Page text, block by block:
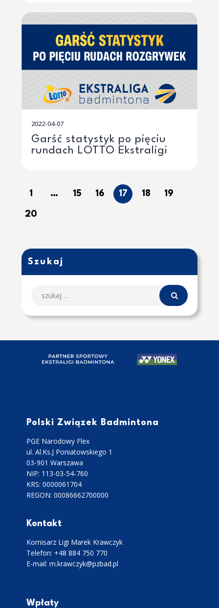
2022-04-07
Garść statystyk po pięciu
rundach LOTTO Ekstraligi
1 … 15 16 17 18 19
20
Szukaj
Polski Związek Badmintona
PGE Narodowy Flex
ul. Al.Ks.J Poniatowskiego 1
03-901 Warszawa
NIP: 113-03-54-760
KRS: 0000061704
REGON: 00086662700000
Kontakt
Komisarz Ligi Marek Krawczyk
Telefon: +48 884 750 770
E-mail: m.krawczyk@pzbad.pl
Wpłaty